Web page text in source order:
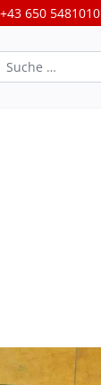
+43 650 5481010